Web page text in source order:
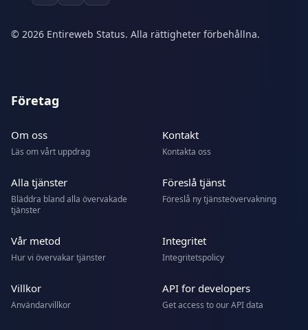
© 2026 Entireweb Status. Alla rättigheter förbehållna.
Företag
Om oss
Läs om vårt uppdrag
Kontakt
Kontakta oss
Alla tjänster
Bläddra bland alla övervakade
tjänster
Föreslå tjänst
Föreslå ny tjänsteövervakning
Vår metod
Hur vi övervakar tjänster
Integritet
Integritetspolicy
Villkor
Användarvillkor
API for developers
Get access to our API data